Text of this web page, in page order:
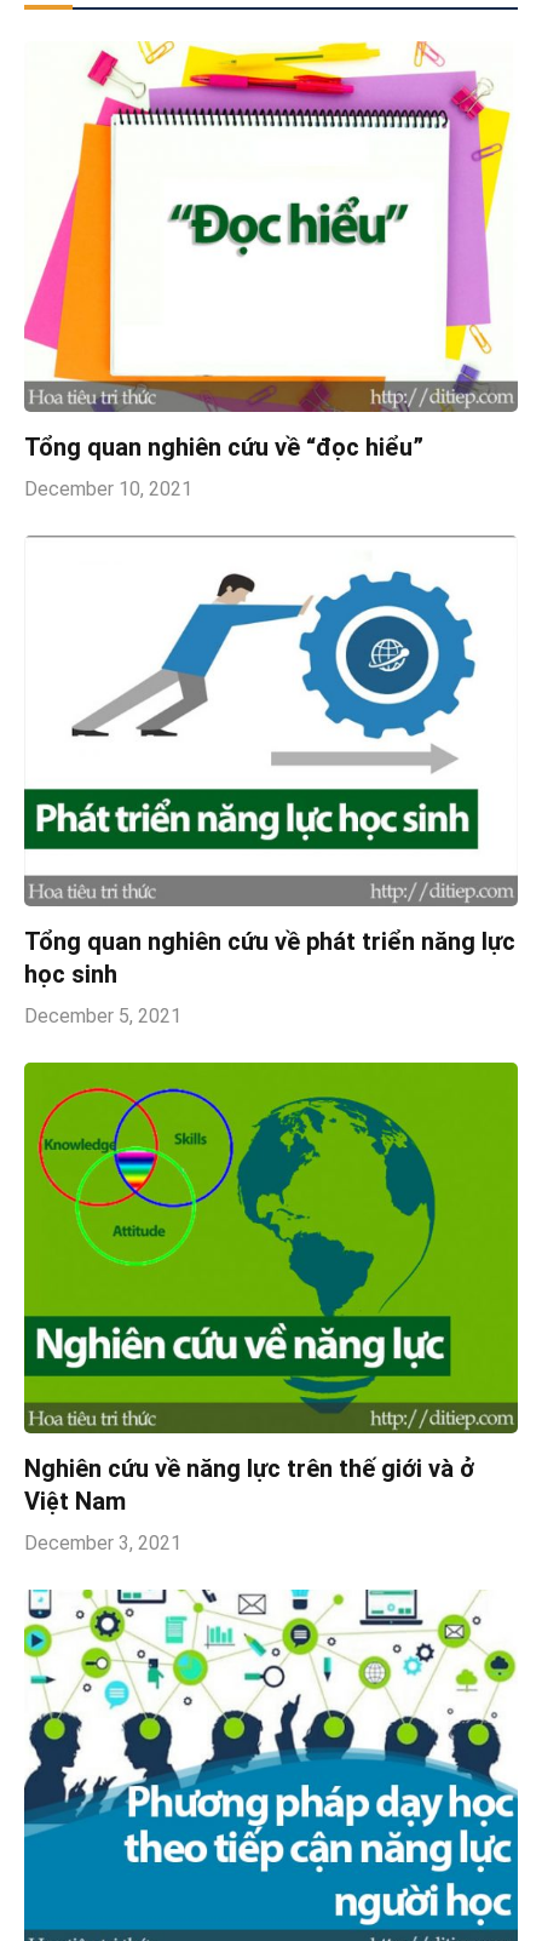
Tổng quan nghiên cứu về “đọc hiểu”
December 10, 2021
Tổng quan nghiên cứu về phát triển năng lực
học sinh
December 5, 2021
Nghiên cứu về năng lực trên thế giới và ở
Việt Nam
December 3, 2021